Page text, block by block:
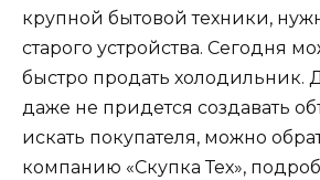
крупной бытовой техники,
старого устройства. Сегодня
быстро продать холодильник.
даже не придется создавать
искать покупателя, можно
компанию «Скупка Тех»,